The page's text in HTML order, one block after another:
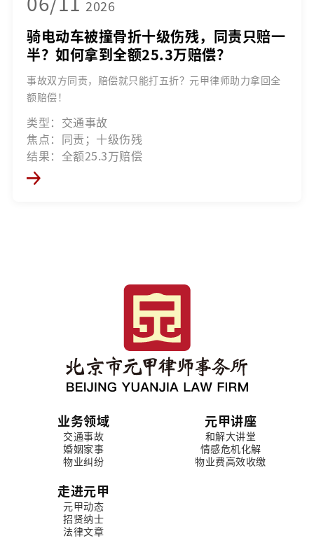
2026
骑电动车被撞骨折十级伤残，同责只赔一
半？如何拿到全额25.3万赔偿？
事故双方同责，赔偿就只能打五折？元甲律师助力拿回全
额赔偿！
类型：交通事故
焦点：同责；十级伤残
结果：全额25.3万赔偿
业务领域
交通事故
婚姻家事
物业纠纷
元甲讲座
和解大讲堂
情感危机化解
物业费高效收缴
走进元甲
元甲动态
招贤纳士
法律文章